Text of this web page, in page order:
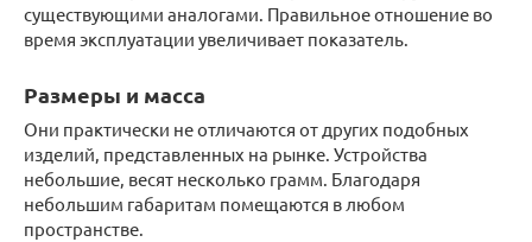
существующими аналогами. Правильное отношение во
время эксплуатации увеличивает показатель.
Размеры и масса
Они практически не отличаются от других подобных
изделий, представленных на рынке. Устройства
небольшие, весят несколько грамм. Благодаря
небольшим габаритам помещаются в любом
пространстве.